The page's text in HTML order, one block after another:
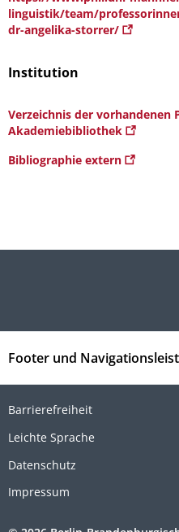
linguistik/team/
dr-angelika-storrer/
Institution
Verzeichnis der vorhandenen
Akademiebibliothek
Bibliographie extern
Footer und
Barrierefreiheit
Leichte Sprache
Datenschutz
Impressum